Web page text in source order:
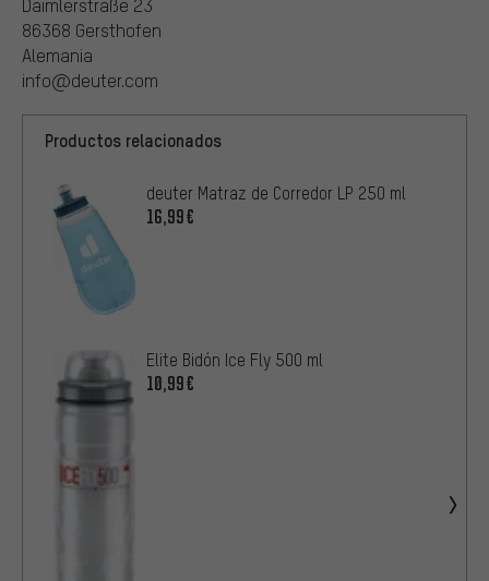
Daimlerstraße 23
86368 Gersthofen
Alemania
info@deuter.com
Productos relacionados
deuter Matraz de Corredor LP 250 ml
16,99€
Elite Bidón Ice Fly 500 ml
10,99€